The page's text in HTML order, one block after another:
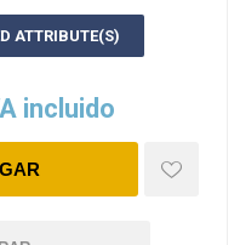
ATTRIBUTE(S)
incluido